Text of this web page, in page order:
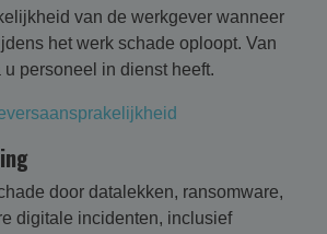
van de werkgever wanneer
het werk schade oploopt. Van
personeel in dienst heeft.
door datalekken, ransomware,
digitale incidenten, inclusief